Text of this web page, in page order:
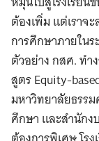
ต้องเพิ่ม แต่เราจ
การศึกษาภายใน
ตัวอย่าง กสศ. ทำ
สูตร Equity-
มหาวิทยาลัยธรร
ศึกษา และสำนักง